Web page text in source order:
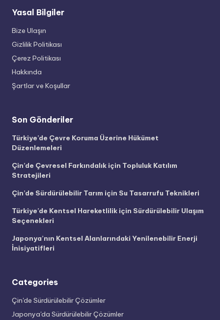
Yasal Bilgiler
Bize Ulaşın
Gizlilik Politikası
Çerez Politikası
Hakkında
Şartlar ve Koşullar
Son Gönderiler
Türkiye’de Çevre Koruma Üzerine Hükümet
Düzenlemeleri
Çin’de Çevresel Farkındalık için Topluluk Katılım
Stratejileri
Çin’de Sürdürülebilir Tarım için Su Tasarrufu Teknikleri
Türkiye’de Kentsel Hareketlilik için Sürdürülebilir Ulaşım
Seçenekleri
Japonya’nın Kentsel Alanlarındaki Yenilenebilir Enerji
İnisiyatifleri
Categories
Çin'de Sürdürülebilir Çözümler
Japonya'da Sürdürülebilir Çözümler